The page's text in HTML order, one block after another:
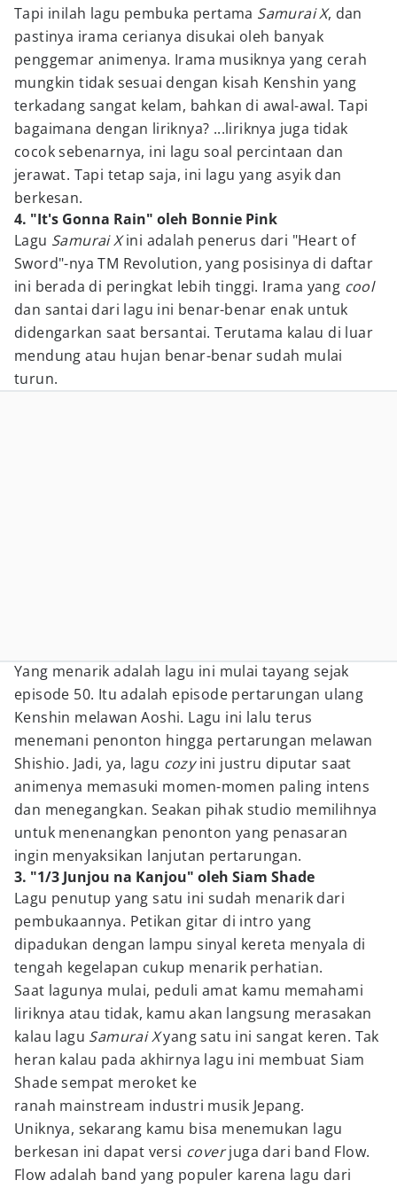
Tapi inilah lagu pembuka pertama Samurai X, dan
pastinya irama cerianya disukai oleh banyak
penggemar animenya. Irama musiknya yang cerah
mungkin tidak sesuai dengan kisah Kenshin yang
terkadang sangat kelam, bahkan di awal-awal. Tapi
bagaimana dengan liriknya? ...liriknya juga tidak
cocok sebenarnya, ini lagu soal percintaan dan
jerawat. Tapi tetap saja, ini lagu yang asyik dan
berkesan.
4. "It's Gonna Rain" oleh Bonnie Pink
Lagu Samurai Xini adalah penerus dari "Heart of
Sword"-nya TM Revolution, yang posisinya di daftar
ini berada di peringkat lebih tinggi. Irama yang cool
dan santai dari lagu ini benar-benar enak untuk
didengarkan saat bersantai. Terutama kalau di luar
mendung atau hujan benar-benar sudah mulai
turun.
Yang menarik adalah lagu ini mulai tayang sejak
episode 50. Itu adalah episode pertarungan ulang
Kenshin melawan Aoshi. Lagu ini lalu terus
menemani penonton hingga pertarungan melawan
Shishio. Jadi, ya, lagu cozyini justru diputar saat
animenya memasuki momen-momen paling intens
dan menegangkan. Seakan pihak studio memilihnya
untuk menenangkan penonton yang penasaran
ingin menyaksikan lanjutan pertarungan.
3. "1/3 Junjou na Kanjou" oleh Siam Shade
Lagu penutup yang satu ini sudah menarik dari
pembukaannya. Petikan gitar di intro yang
dipadukan dengan lampu sinyal kereta menyala di
tengah kegelapan cukup menarik perhatian.
Saat lagunya mulai, peduli amat kamu memahami
liriknya atau tidak, kamu akan langsung merasakan
kalau lagu Samurai Xyang satu ini sangat keren. Tak
heran kalau pada akhirnya lagu ini membuat Siam
Shade sempat meroket ke
ranah mainstream industri musik Jepang.
Uniknya, sekarang kamu bisa menemukan lagu
berkesan ini dapat versi coverjuga dari band Flow.
Flow adalah band yang populer karena lagu dari